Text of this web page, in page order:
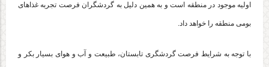
اولیه موجود در منطقه است و به همین دلیل به گردشگران فرصت تجربه غذاهای
بومی منطقه را خواهد داد.
با توجه به شرایط فرصت گردشگری تابستان، طبیعت و آب و هوای بسیار بکر و